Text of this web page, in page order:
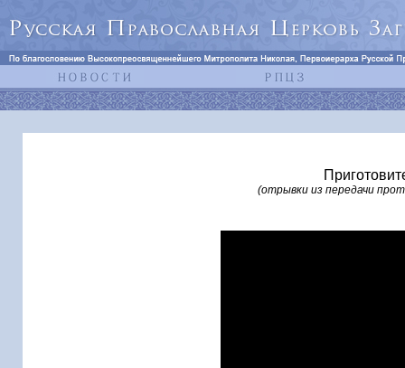
(отрывки из передачи